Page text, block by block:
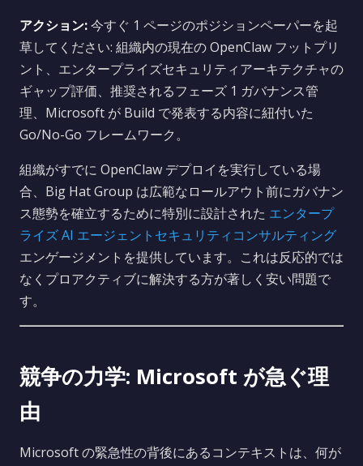
アクション:今すぐ 1 ページのポジションペーパーを起
草してください: 組織内の現在の OpenClaw フットプリ
ント、エンタープライズセキュリティアーキテクチャの
ギャップ評価、推奨されるフェーズ 1 ガバナンス管
理、Microsoft が Build で発表する内容に紐付いた
Go/No-Go フレームワーク。
組織がすでに OpenClaw デプロイを実行している場
合、Big Hat Group は広範なロールアウト前にガバナン
ス態勢を確立するために特別に設計された エンタープ
ライズ AI エージェントセキュリティコンサルティング
エンゲージメントを提供しています。これは反応的では
なくプロアクティブに解決する方が著しく安い問題で
す。
競争の力学: Microsoft が急ぐ理
由
Microsoft の緊急性の背後にあるコンテキストは、何が